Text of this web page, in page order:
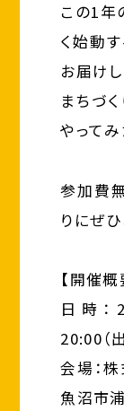
この1年
く始動
お届けし
まちづ
やって
参加費
りにぜ
【開催概
日時
20:00（
会場：
魚沼市浦